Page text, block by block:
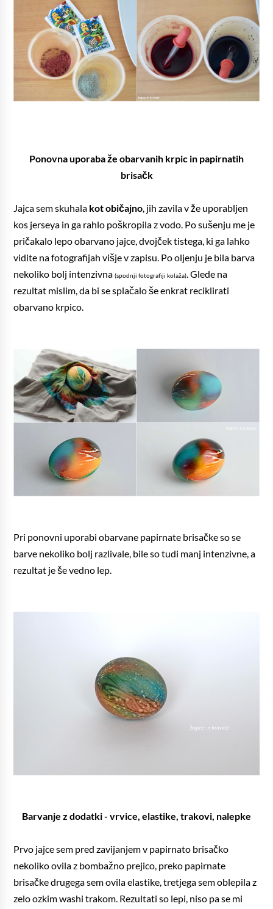
Ponovna uporaba že obarvanih krpic in papirnatih
brisačk
Jajca sem skuhala kot običajno , jih zavila v že uporabljen
kos jerseya in ga rahlo poškropila z vodo. Po sušenju me je
pričakalo lepo obarvano jajce, dvojček tistega, ki ga lahko
vidite na fotografijah višje v zapisu. Po oljenju je bila barva
nekoliko bolj intenzivna(spodnji fotografiji kolaža) . Glede na
rezultat mislim, da bi se splačalo še enkrat reciklirati
obarvano krpico.
Pri ponovni uporabi obarvane papirnate brisačke so se
barve nekoliko bolj razlivale, bile so tudi manj intenzivne, a
rezultat je še vedno lep.
Barvanje z dodatki - vrvice, elastike, trakovi, nalepke
Prvo jajce sem pred zavijanjem v papirnato brisačko
nekoliko ovila z bombažno prejico, preko papirnate
brisačke drugega sem ovila elastike, tretjega sem oblepila z
zelo ozkim washi trakom. Rezultati so lepi, niso pa se mi